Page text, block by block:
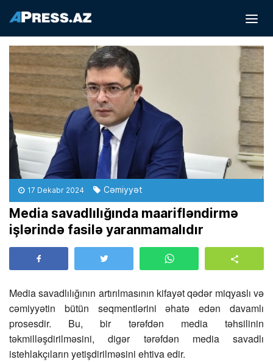
17 Dekabr 2024 Cəmiyyət
Media savadlılığında maarifləndirmə
işlərində fasilə yaranmamalıdır
Media savadlılığının artırılmasının kifayət qədər miqyaslı və
cəmiyyətin bütün seqmentlərini əhatə edən davamlı
prosesdir. Bu, bir tərəfdən media təhsilinin
təkmilləşdirilməsini, digər tərəfdən media savadlı
istehlakçıların yetişdirilməsini ehtiva edir.